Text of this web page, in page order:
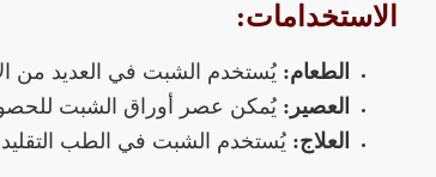
الاستخدامات:
الطعام: يُستخدم الشبت في العديد من
العصير: يُمكن عصر أوراق الشبت
العلاج: يُستخدم الشبت في الطب